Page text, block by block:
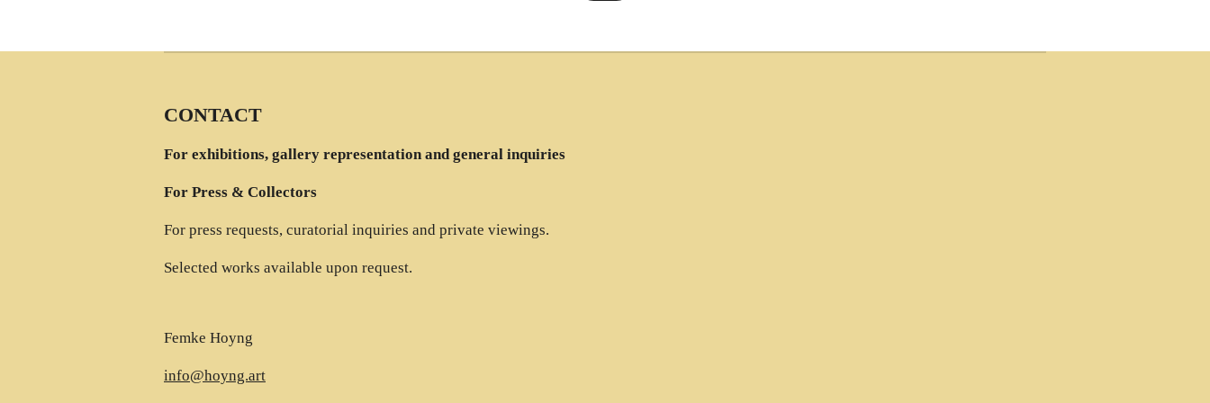
CONTACT
For exhibitions, gallery representation and general inquiries
For Press & Collectors
For press requests, curatorial inquiries and private viewings.
Selected works available upon request.
Femke Hoyng
info@hoyng.art